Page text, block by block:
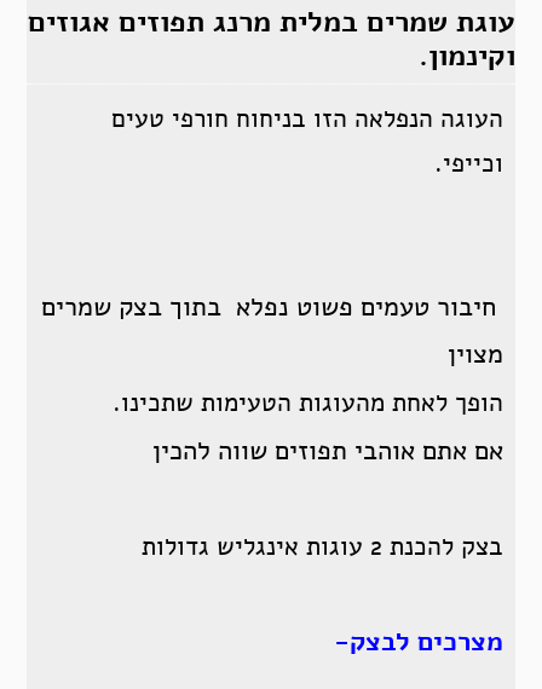
עוגת שמרים במלית מרנג תפוזים אגוזים
וקינמון.
העוגה הנפלאה הזו בניחוח חורפי טעים
וכייפי.
חיבור טעמים פשוט נפלא בתוך בצק שמרים
מצוין
הופך לאחת מהעוגות הטעימות שתכינו.
אם אתם אוהבי תפוזים שווה להכין
בצק להכנת 2 עוגות אינגליש גדולות
מצרכים לבצק-